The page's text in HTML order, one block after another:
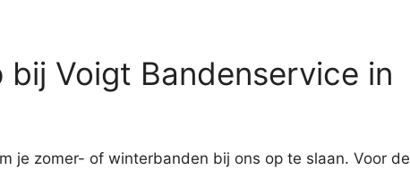
bij Voigt Bandenservice in
je zomer- of winterbanden bij ons op te slaan. Voor de